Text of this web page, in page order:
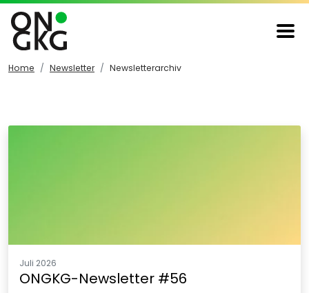
Home Newsletter Newsletterarchiv
Juli 2026
ONGKG-Newsletter #56